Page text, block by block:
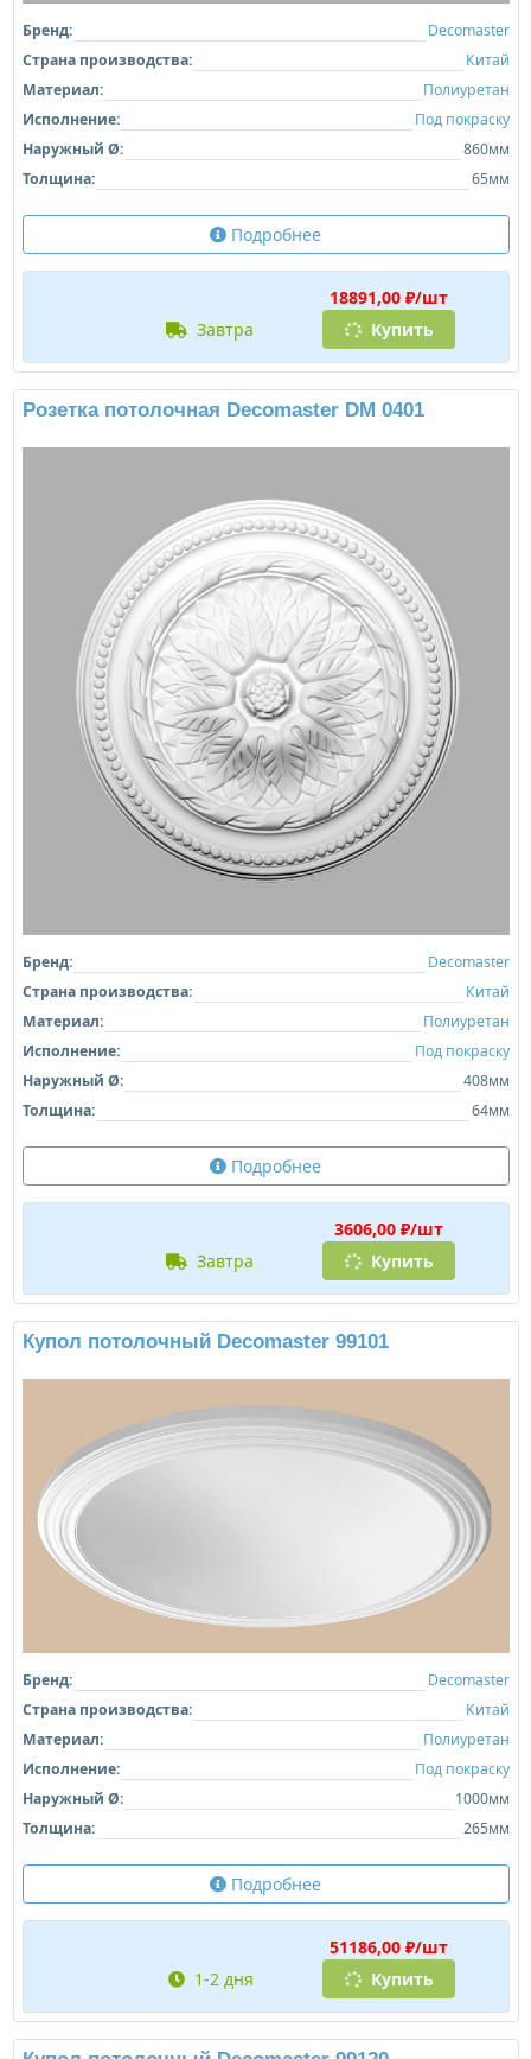
Бренд:
Decomaster
Страна производства:
Китай
Материал:
Полиуретан
Исполнение:
Под покраску
Наружный Ø:
860мм
Толщина:
65мм
Подробнее
18891,00 ₽/шт
завтра
Купить
Розетка потолочная Decomaster DM 0401
Бренд:
Decomaster
Страна производства:
Китай
Материал:
Полиуретан
Исполнение:
Под покраску
Наружный Ø:
408мм
Толщина:
64мм
Подробнее
3606,00 ₽/шт
завтра
Купить
Купол потолочный Decomaster 99101
Бренд:
Decomaster
Страна производства:
Китай
Материал:
Полиуретан
Исполнение:
Под покраску
Наружный Ø:
1000мм
Толщина:
265мм
Подробнее
51186,00 ₽/шт
1-2 дня
Купить